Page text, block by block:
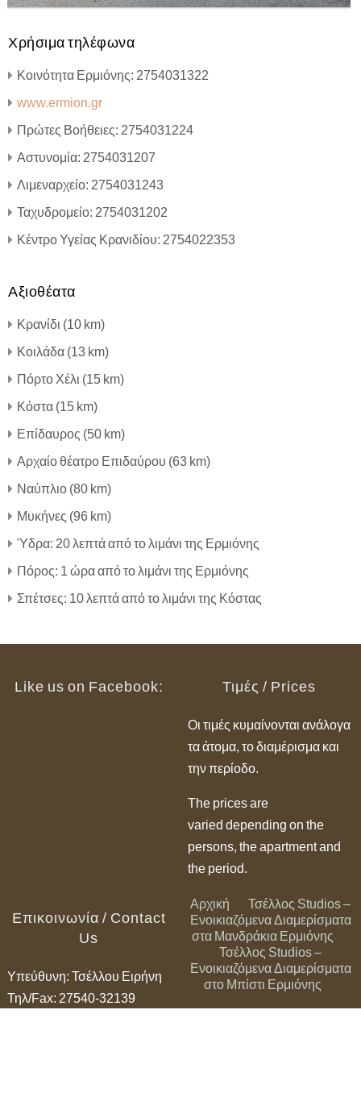
Χρήσιμα τηλέφωνα
Κοινότητα Ερμιόνης: 2754031322
www.ermion.gr
Πρώτες Βοήθειες: 2754031224
Αστυνομία: 2754031207
Λιμεναρχείο: 2754031243
Ταχυδρομείο: 2754031202
Κέντρο Υγείας Κρανιδίου: 2754022353
Αξιοθέατα
Κρανίδι (10 km)
Κοιλάδα (13 km)
Πόρτο Χέλι (15 km)
Κόστα (15 km)
Επίδαυρος (50 km)
Αρχαίο θέατρο Επιδαύρου (63 km)
Ναύπλιο (80 km)
Μυκήνες (96 km)
Ύδρα: 20 λεπτά από το λιμάνι της Ερμιόνης
Πόρος: 1 ώρα από το λιμάνι της Ερμιόνης
Σπέτσες: 10 λεπτά από το λιμάνι της Κόστας
Like us on Facebook: Τιμές / Prices
Οι τιμές κυμαίνονται ανάλογα
τα άτομα, το διαμέρισμα και
την περίοδο.
The prices are
varied depending on the
persons, the apartment and
the period.
Επικοινωνία / Contact
Us
Υπεύθυνη: Τσέλλου Ειρήνη
Τηλ/Fax: 27540-32139
Αρχική
Τσέλλος Studios –
Ενοικιαζόμενα Διαμερίσματα
στα Μανδράκια Ερμιόνης
Τσέλλος Studios –
Ενοικιαζόμενα Διαμερίσματα
στο Μπίστι Ερμιόνης